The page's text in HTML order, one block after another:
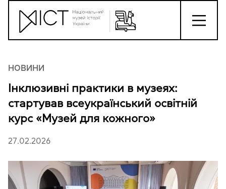
НОВИНИ
Інклюзивні практики в музеях:
стартував всеукраїнський освітній
курс «Музей для кожного»
27.02.2026